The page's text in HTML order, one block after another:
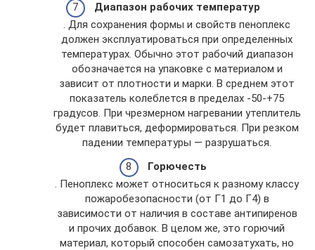
Диапазон рабочих температур
. Для сохранения формы и свойств пеноплекс
должен эксплуатироваться при определенных
температурах. Обычно этот рабочий диапазон
обозначается на упаковке с материалом и
зависит от плотности и марки. В среднем этот
показатель колеблется в пределах -50-+75
градусов. При чрезмерном нагревании утеплитель
будет плавиться, деформироваться. При резком
падении температуры — разрушаться.
Горючесть
. Пеноплекс может относиться к разному классу
пожаробезопасности (от Г1 до Г4) в
зависимости от наличия в составе антипиренов
и прочих добавок. В целом же, это горючий
материал, который способен самозатухать, но